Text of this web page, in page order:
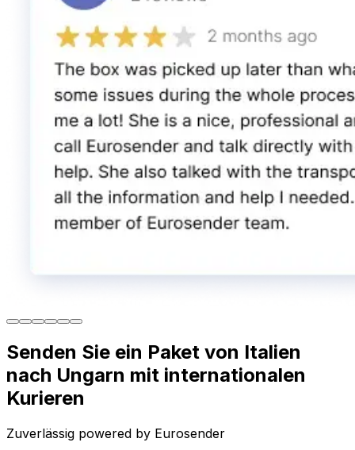
Senden Sie ein Paket von Italien
nach Ungarn mit internationalen
Kurieren
Zuverlässige Lösungen für den Versand von Paketen
von Italien nach Ungarn
Paketversandoptionen